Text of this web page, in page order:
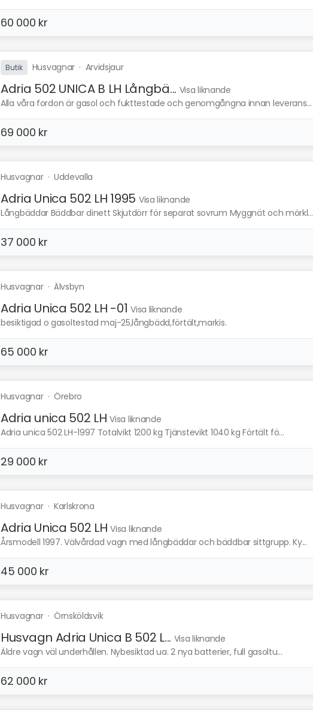
60 000 kr
Butik Husvagnar · Arvidsjaur
Adria 502 UNICA B LH Långbä... Visa liknande
Alla våra fordon är gasol och fukttestade och genomgångna innan leverans...
69 000 kr
Husvagnar· Uddevalla
Adria Unica 502 LH 1995 Visa liknande
Långbäddar Bäddbar dinett Skjutdörr för separat sovrum Myggnät och mörkl...
37 000 kr
Husvagnar· Älvsbyn
Adria Unica 502 LH -01 Visa liknande
besiktigad o gasoltestad maj-25,långbädd,förtält,markis.
65 000 kr
Husvagnar· Örebro
Adria unica 502 LH Visa liknande
Adria unica 502 LH-1997 Totalvikt 1200 kg Tjänstevikt 1040 kg Förtält fö...
29 000 kr
Husvagnar· Karlskrona
Adria Unica 502 LH Visa liknande
Årsmodell 1997. Välvårdad vagn med långbäddar och bäddbar sittgrupp. Ky...
45 000 kr
Husvagnar· Örnsköldsvik
Husvagn Adria Unica B 502 L... Visa liknande
Äldre vagn väl underhållen. Nybesiktad ua. 2 nya batterier, full gasoltu...
62 000 kr